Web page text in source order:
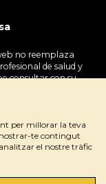
per millorar la teva
te contingut
el nostre tràfic
no reemplaza
de salud y
consultar con su